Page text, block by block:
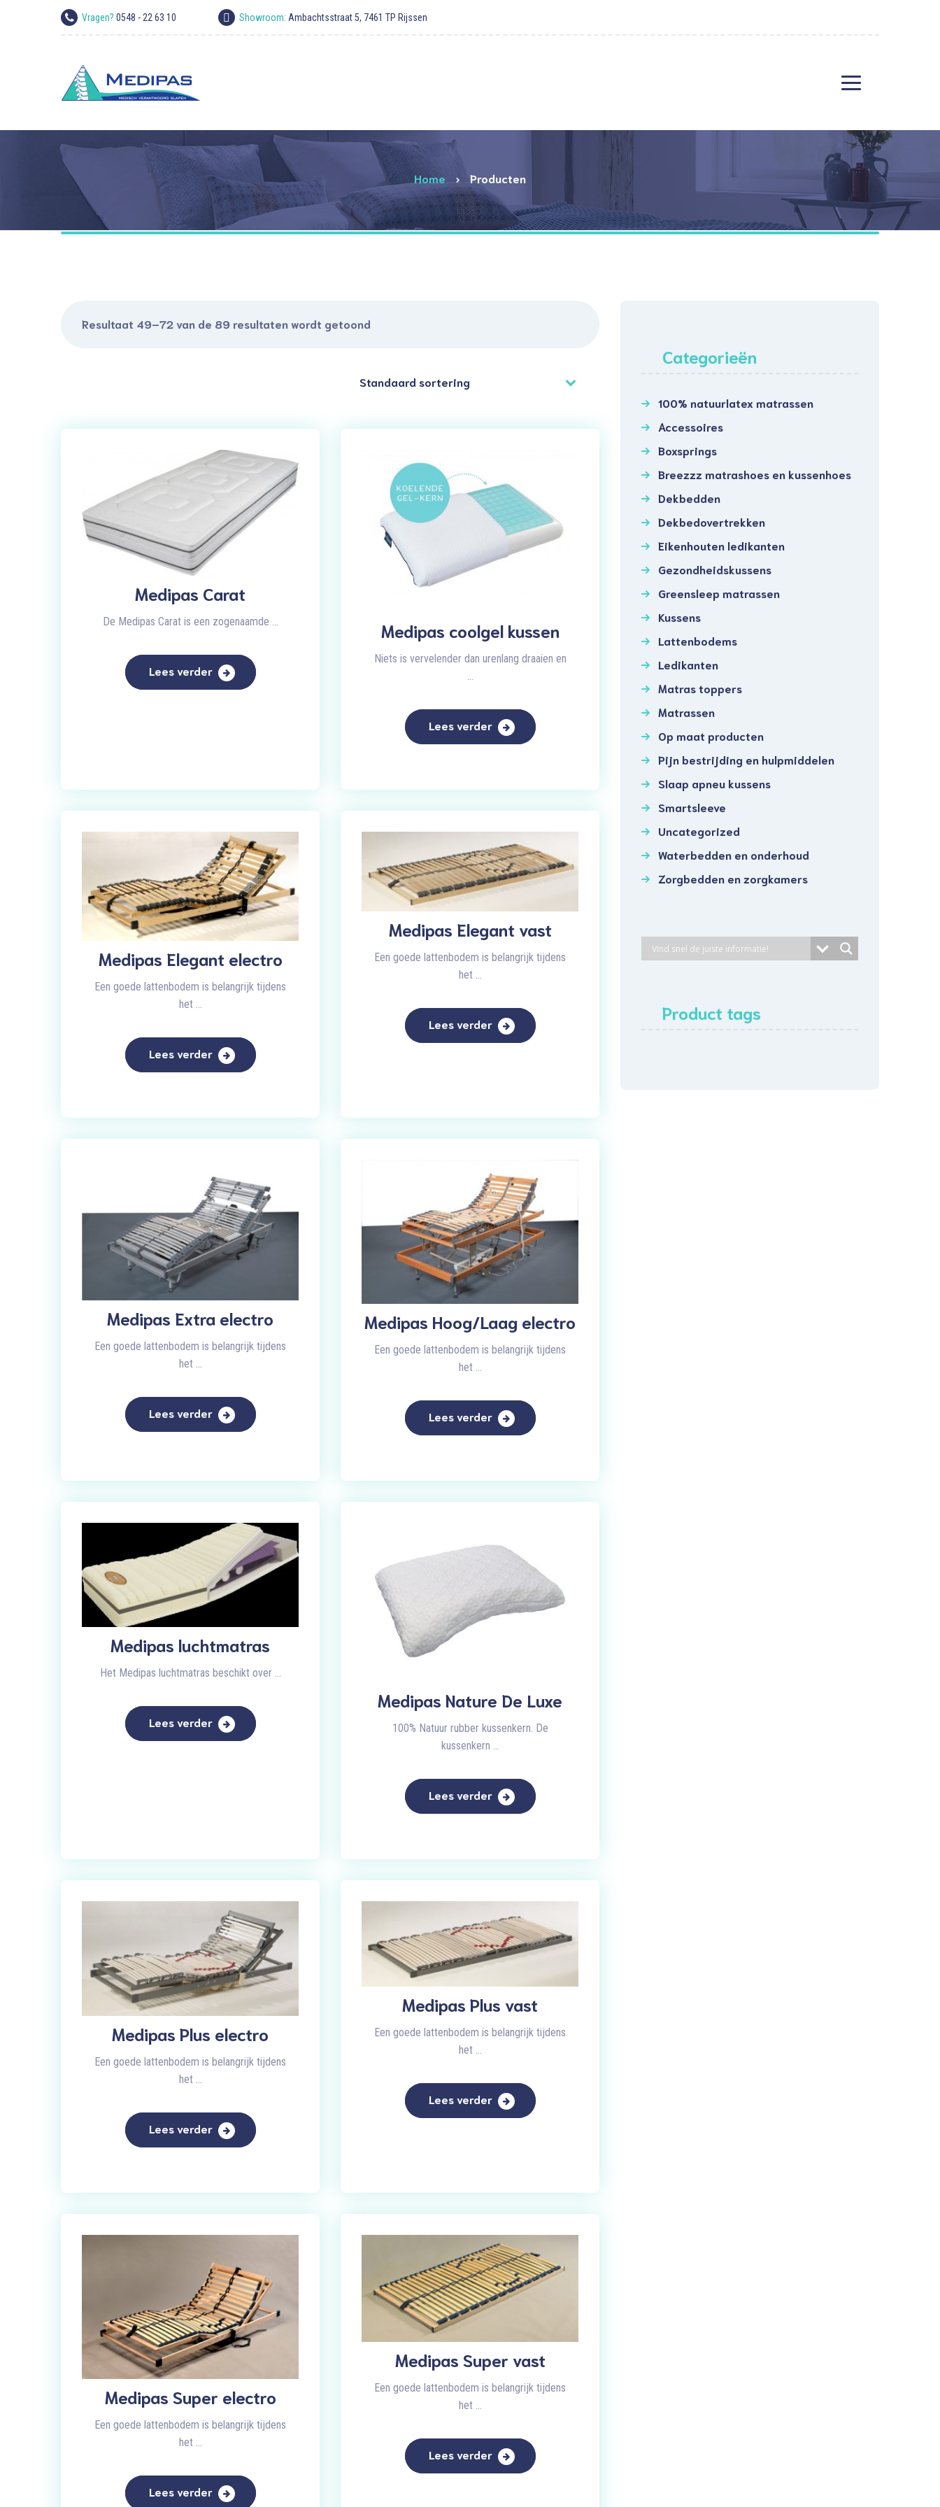
Vragen? 0548 - 22 63 10 Showroom: Ambachtsstraat 5, 7461 TP Rijssen
Home Producten
Resultaat 49–72 van de 89 resultaten wordt getoond
Medipas Carat
De Medipas Carat is een zogenaamde ...
Lees verder
Medipas coolgel kussen
Niets is vervelender dan urenlang draaien en
Lees verder
Medipas Elegant electro
Een goede lattenbodem is belangrijk tijdens
het ...
Lees verder
Medipas Elegant vast
Een goede lattenbodem is belangrijk tijdens
het ...
Lees verder
Medipas Extra electro
Een goede lattenbodem is belangrijk tijdens
het ...
Lees verder
Medipas Hoog/Laag electro
Een goede lattenbodem is belangrijk tijdens
het ...
Lees verder
Medipas luchtmatras
Het Medipas luchtmatras beschikt over ...
Lees verder
Medipas Nature De Luxe
100% Natuur rubber kussenkern. De
kussenkern ...
Lees verder
Medipas Plus electro
Een goede lattenbodem is belangrijk tijdens
het ...
Lees verder
Medipas Plus vast
Een goede lattenbodem is belangrijk tijdens
het ...
Lees verder
Medipas Super electro
Een goede lattenbodem is belangrijk tijdens
het ...
Lees verder
Medipas Super vast
Een goede lattenbodem is belangrijk tijdens
het ...
Lees verder
Categorieën
100% natuurlatex matrassen
Accessoires
Boxsprings
Breezzz matrashoes en kussenhoes
Dekbedden
Dekbedovertrekken
Eikenhouten ledikanten
Gezondheidskussens
Greensleep matrassen
Kussens
Lattenbodems
Ledikanten
Matras toppers
Matrassen
Op maat producten
Pijn bestrijding en hulpmiddelen
Slaap apneu kussens
Smartsleeve
Uncategorized
Waterbedden en onderhoud
Zorgbedden en zorgkamers
Product tags